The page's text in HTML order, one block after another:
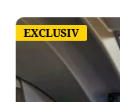
EXCLUSIV
EXCLUSIV